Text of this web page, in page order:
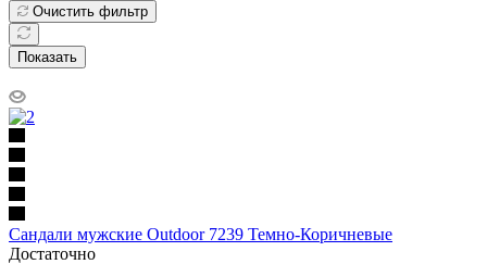
Очистить фильтр
Показать
Сандали мужские Outdoor 7239 Темно-Коричневые
Достаточно